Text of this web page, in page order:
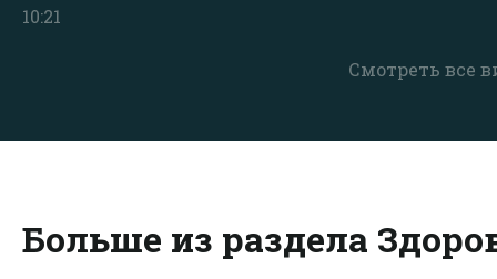
Смотреть все
10:21
Больше из раздела